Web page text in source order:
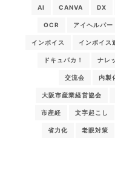
AI CANVA DX
OCR アイヘルパー
インボイス インボイス
ドキュパカ！ ナレ
交流会 内製
大阪市産業経営協会
市産経 文字起こし
省力化 老眼対策